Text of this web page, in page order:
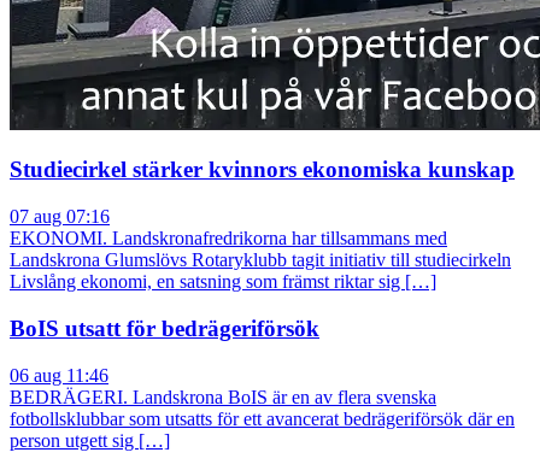
Studiecirkel stärker kvinnors ekonomiska kunskap
07 aug 07:16
EKONOMI. Landskronafredrikorna har tillsammans med
Landskrona Glumslövs Rotaryklubb tagit initiativ till studiecirkeln
Livslång ekonomi, en satsning som främst riktar sig […]
BoIS utsatt för bedrägeriförsök
06 aug 11:46
BEDRÄGERI. Landskrona BoIS är en av flera svenska
fotbollsklubbar som utsatts för ett avancerat bedrägeriförsök där en
person utgett sig […]